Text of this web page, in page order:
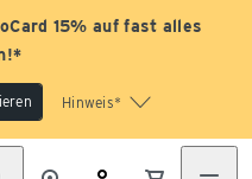
15% auf fast alles
Hinweis*